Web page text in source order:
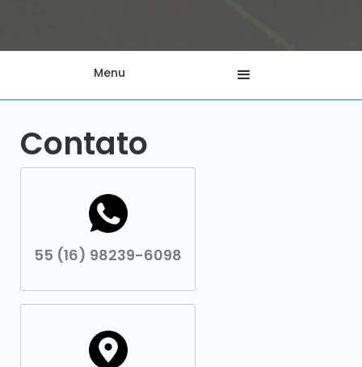
Menu
Contato
55 (16) 98239-6098